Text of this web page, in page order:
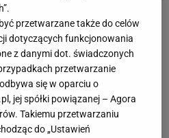
przekąski na imprezę
na imprezy na ciepło i na zimno
NA IMPREZĘ PRZEPISY
przetwarzane także do celów
dotyczących funkcjonowania
z danymi dot. świadczonych
przetwarzanie
się w oparciu o
jej spółki powiązanej – Agora
Takiemu przetwarzaniu
do „Ustawień